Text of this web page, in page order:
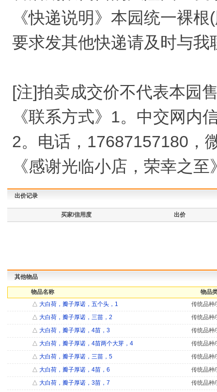
《快递说明》本园统一裸
要求发其他快递请及时与我
[注]拍卖成交价不代表本园
《联系方式》1。中交网内
2。电话，17687157180，
《感谢光临小店，荣幸之至
出价记录
买家/信用度 出价
其他物品
物品名称
物品
△ 大白荷，瓣子厚诺，五个头，1
传统品种
△ 大白荷，瓣子厚诺，三苗，2
传统品种
△ 大白荷，瓣子厚诺，4苗，3
传统品种
△ 大白荷，瓣子厚诺，4苗两个大芽，4
传统品种
△ 大白荷，瓣子厚诺，三苗，5
传统品种
△ 大白荷，瓣子厚诺，4苗，6
传统品种
△ 大白荷，瓣子厚诺，3苗，7
传统品种